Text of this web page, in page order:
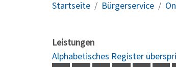
Startseite Bürgerservice
Leistungen
Alphabetisches Register